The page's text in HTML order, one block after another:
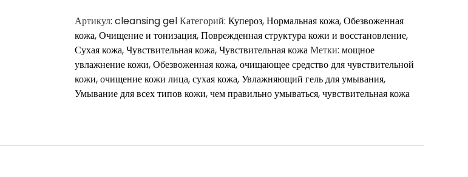
–
Увлажняющий
и
тонизирующий
гель
для
Артикул: cleansing gelКатегорий: Купероз,Нормальная кожа,Обезвоженная
кожа,Очищение и тонизация,Поврежденная структура кожи и восстановление,
Сухая кожа,Чувствительная кожа,Чувствительная кожаМетки: мощное
увлажнение кожи,Обезвоженная кожа,очищающее средство для чувствительной
кожи,очищение кожи лица,сухая кожа,Увлажняющий гель для умывания,
Умывание для всех типов кожи,чем правильно умываться,чувствительная кожа